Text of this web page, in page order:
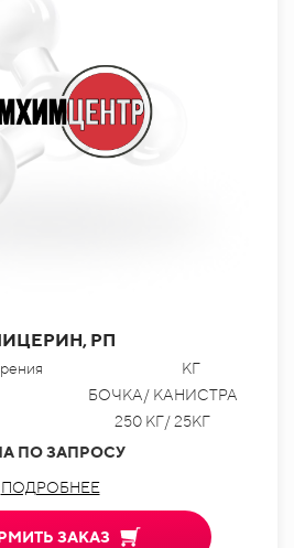
РП
КГ
БОЧКА/ КАНИСТРА
250 КГ/ 25КГ
ПО ЗАПРОСУ
ПОДРОБНЕЕ
ЗАКАЗ